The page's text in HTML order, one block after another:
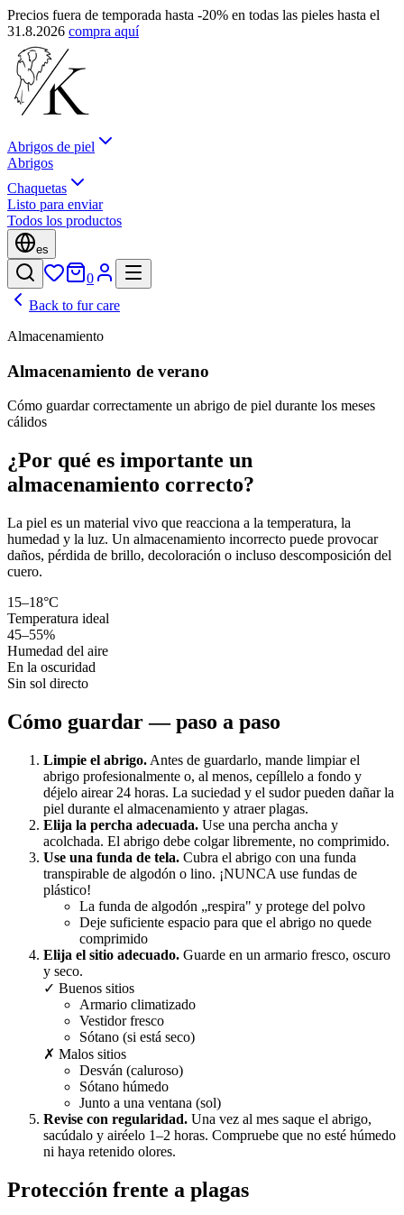
Precios fuera de temporada hasta -20% en todas las pieles hasta el
31.8.2026 compra aquí
Abrigos de piel
Abrigos
Chaquetas
Listo para enviar
Todos los productos
es
0
Back to fur care
Almacenamiento
Almacenamiento de verano
Cómo guardar correctamente un abrigo de piel durante los meses
cálidos
¿Por qué es importante un
almacenamiento correcto?
La piel es un material vivo que reacciona a la temperatura, la
humedad y la luz. Un almacenamiento incorrecto puede provocar
daños, pérdida de brillo, decoloración o incluso descomposición del
cuero.
15–18°C
Temperatura ideal
45–55%
Humedad del aire
En la oscuridad
Sin sol directo
Cómo guardar — paso a paso
Limpie el abrigo. Antes de guardarlo, mande limpiar el
abrigo profesionalmente o, al menos, cepíllelo a fondo y
déjelo airear 24 horas. La suciedad y el sudor pueden dañar la
piel durante el almacenamiento y atraer plagas.
Elija la percha adecuada. Use una percha ancha y
acolchada. El abrigo debe colgar libremente, no comprimido.
Use una funda de tela. Cubra el abrigo con una funda
transpirable de algodón o lino. ¡NUNCA use fundas de
plástico!
La funda de algodón „respira" y protege del polvo
Deje suficiente espacio para que el abrigo no quede
comprimido
Elija el sitio adecuado. Guarde en un armario fresco, oscuro
y seco.
✓ Buenos sitios
Armario climatizado
Vestidor fresco
Sótano (si está seco)
✗ Malos sitios
Desván (caluroso)
Sótano húmedo
Junto a una ventana (sol)
Revise con regularidad. Una vez al mes saque el abrigo,
sacúdalo y airéelo 1–2 horas. Compruebe que no esté húmedo
ni haya retenido olores.
Protección frente a plagas